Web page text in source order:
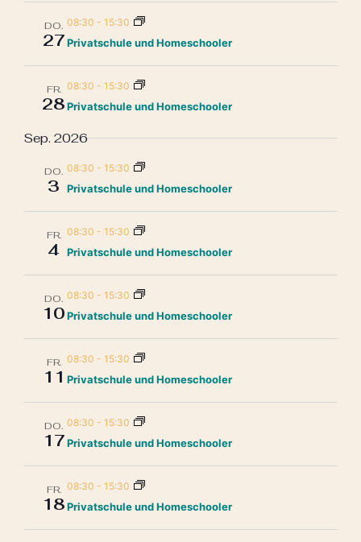
DO.
27
08:30 - 15:30
Privatschule und Homeschooler
FR.
28
08:30 - 15:30
Privatschule und Homeschooler
Sep. 2026
DO.
3
08:30 - 15:30
Privatschule und Homeschooler
FR.
4
08:30 - 15:30
Privatschule und Homeschooler
DO.
10
08:30 - 15:30
Privatschule und Homeschooler
FR.
11
08:30 - 15:30
Privatschule und Homeschooler
DO.
17
08:30 - 15:30
Privatschule und Homeschooler
FR.
18
08:30 - 15:30
Privatschule und Homeschooler